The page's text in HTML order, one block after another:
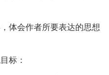
体会作者所要表达的思想
标：